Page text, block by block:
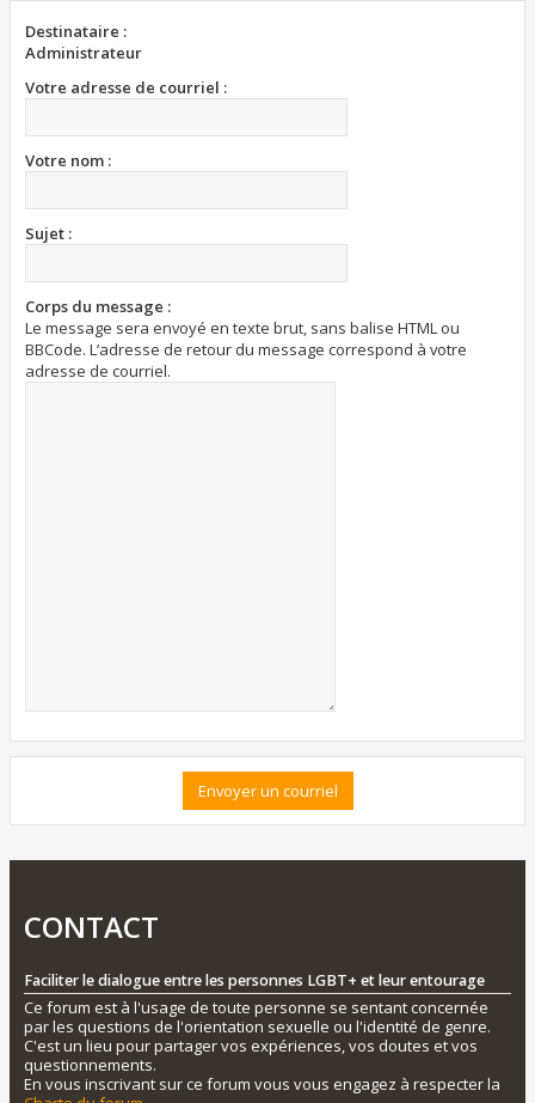
Destinataire :
Administrateur
Votre adresse de courriel :
Votre nom :
Sujet :
Corps du message :
Le message sera envoyé en texte brut, sans balise HTML ou
BBCode. L’adresse de retour du message correspond à votre
adresse de courriel.
CONTACT
Faciliter le dialogue entre les personnes LGBT+ et leur entourage
Ce forum est à l'usage de toute personne se sentant concernée
par les questions de l'orientation sexuelle ou l'identité de genre.
C'est un lieu pour partager vos expériences, vos doutes et vos
questionnements.
En vous inscrivant sur ce forum vous vous engagez à respecter la